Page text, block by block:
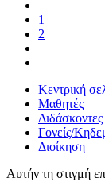
1
2
Κεντρική
Μαθητές
Διδάσκοντες
Γονείς/
Διοίκηση
Αυτήν τη στιγμή